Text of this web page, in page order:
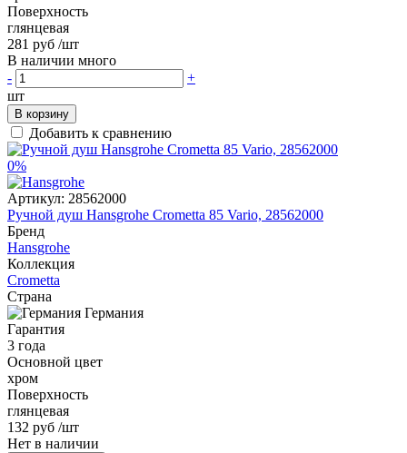
Поверхность
глянцевая
281 руб /шт
В наличии много
-
+
шт
В корзину
Добавить к сравнению
0%
Артикул: 28562000
Ручной душ Hansgrohe Crometta 85 Vario, 28562000
Бренд
Hansgrohe
Коллекция
Crometta
Страна
Германия
Гарантия
3 года
Основной цвет
хром
Поверхность
глянцевая
132 руб /шт
Нет в наличии